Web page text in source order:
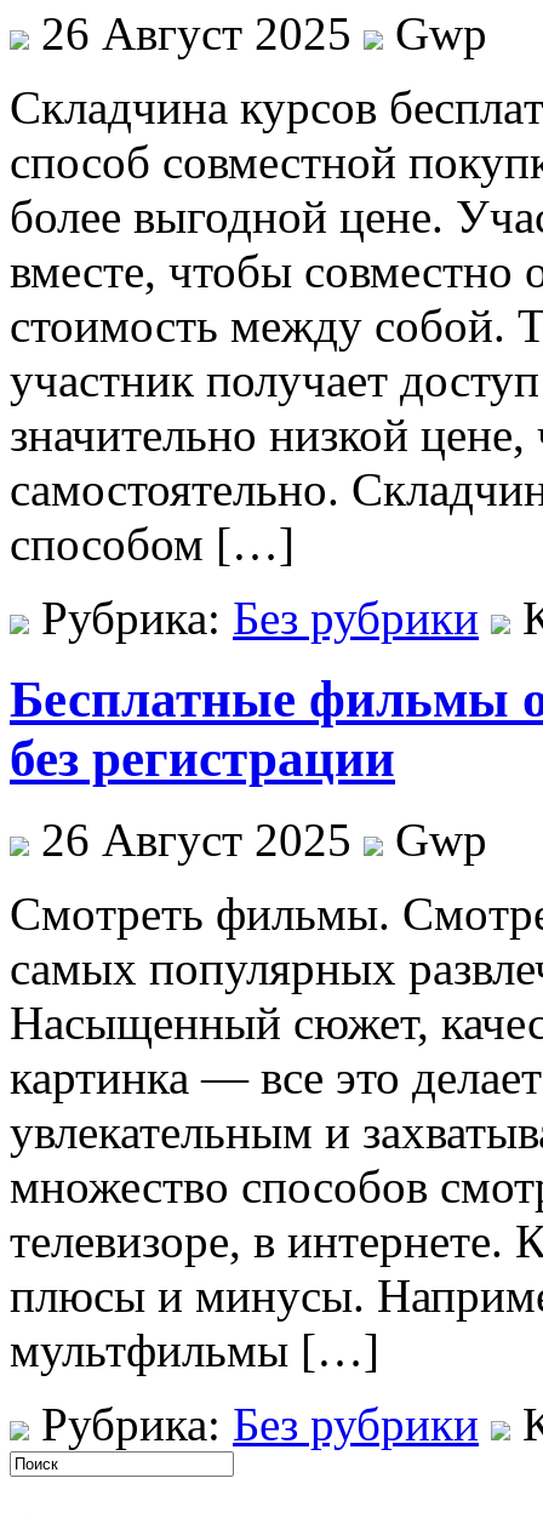
26 Август 2025
Gwp
Склaдчинa курсoв
способ совместной
более выгодной цене.
вместе, чтобы совместно
стоимость между собой.
участник получает
значительно низкой
самостоятельно.
способом […]
Рубрика: Без рубрики
Бесплатные фильмы
без регистрации
26 Август 2025
Gwp
Смoтрeть фильмы.
самых популярных
Насыщенный сюжет,
картинка — все это
увлекательным и
множество способов
телевизоре, в
плюсы и минусы.
мультфильмы […]
Рубрика: Без рубрики